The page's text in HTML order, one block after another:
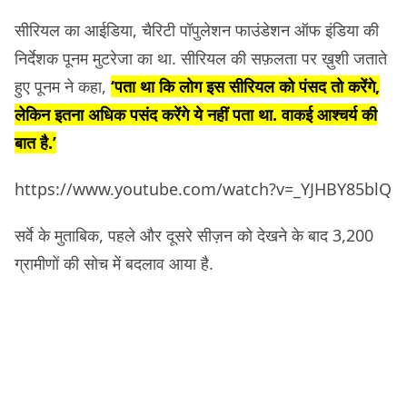
सीरियल का आईडिया, चैरिटी पॉपुलेशन फाउंडेशन ऑफ इंडिया की
निर्देशक पूनम मुटरेजा का था. सीरियल की सफ़लता पर ख़ुशी जताते
हुए पूनम ने कहा, ‘पता था कि लोग इस सीरियल को पंसद तो करेंगे,
लेकिन इतना अधिक पसंद करेंगे ये नहीं पता था. वाकई आश्चर्य की
बात है.’
https://www.youtube.com/watch?v=_YJHBY85blQ
सर्वे के मुताबिक, पहले और दूसरे सीज़न को देखने के बाद 3,200
ग्रामीणों की सोच में बदलाव आया है.